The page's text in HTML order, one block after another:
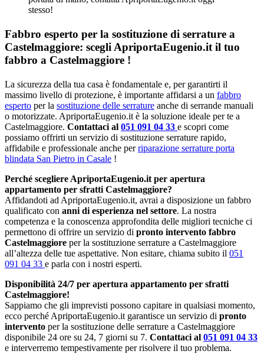
stesso!
Fabbro esperto per la sostituzione di serrature a
Castelmaggiore: scegli ApriportaEugenio.it il tuo
fabbro a Castelmaggiore !
La sicurezza della tua casa è fondamentale e, per garantirti il
massimo livello di protezione, è importante affidarsi a un fabbro
esperto per la sostituzione delle serrature anche di serrande manuali
o motorizzate. ApriportaEugenio.it è la soluzione ideale per te a
Castelmaggiore. Contattaci al 051 091 04 33 e scopri come
possiamo offrirti un servizio di sostituzione serrature rapido,
affidabile e professionale anche perriparazione serrature porta
blindata San Pietro in Casale !
Perché scegliere ApriportaEugenio.it per apertura
appartamento per sfratti Castelmaggiore?
Affidandoti ad ApriportaEugenio.it, avrai a disposizione un fabbro
qualificato con anni di esperienza nel settore. La nostra
competenza e la conoscenza approfondita delle migliori tecniche ci
permettono di offrire un servizio di pronto intervento fabbro
Castelmaggiore per la sostituzione serrature a Castelmaggiore
all’altezza delle tue aspettative. Non esitare, chiama subito il 051
091 04 33 e parla con i nostri esperti.
Disponibilità 24/7 per apertura appartamento per sfratti
Castelmaggiore!
Sappiamo che gli imprevisti possono capitare in qualsiasi momento,
ecco perché ApriportaEugenio.it garantisce un servizio di pronto
intervento per la sostituzione delle serrature a Castelmaggiore
disponibile 24 ore su 24, 7 giorni su 7. Contattaci al 051 091 04 33
e interverremo tempestivamente per risolvere il tuo problema.